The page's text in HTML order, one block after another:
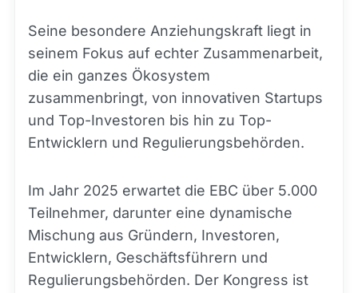
Seine besondere Anziehungskraft liegt in
seinem Fokus auf echter Zusammenarbeit,
die ein ganzes Ökosystem
zusammenbringt, von innovativen Startups
und Top-Investoren bis hin zu Top-
Entwicklern und Regulierungsbehörden.
Im Jahr 2025 erwartet die EBC über 5.000
Teilnehmer, darunter eine dynamische
Mischung aus Gründern, Investoren,
Entwicklern, Geschäftsführern und
Regulierungsbehörden. Der Kongress ist